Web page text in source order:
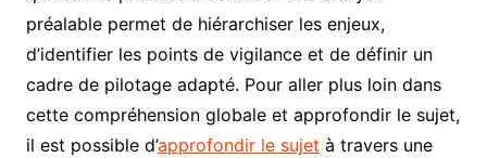
préalable permet de hiérarchiser les enjeux,
d’identifier les points de vigilance et de définir un
cadre de pilotage adapté. Pour aller plus loin dans
cette compréhension globale et approfondir le sujet,
il est possible d’approfondir le sujet à travers une